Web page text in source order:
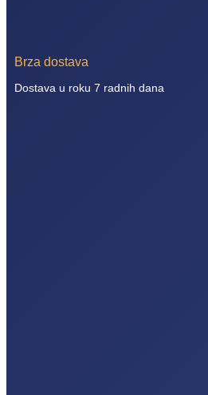
Brza dostava
Dostava u roku 7 radnih dana